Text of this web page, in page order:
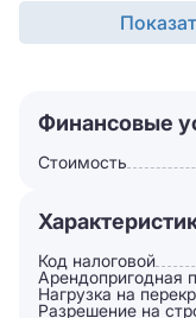
Финансовые
Стоимость
Код налоговой
Арендопригодная
Нагрузка на
Разрешение на